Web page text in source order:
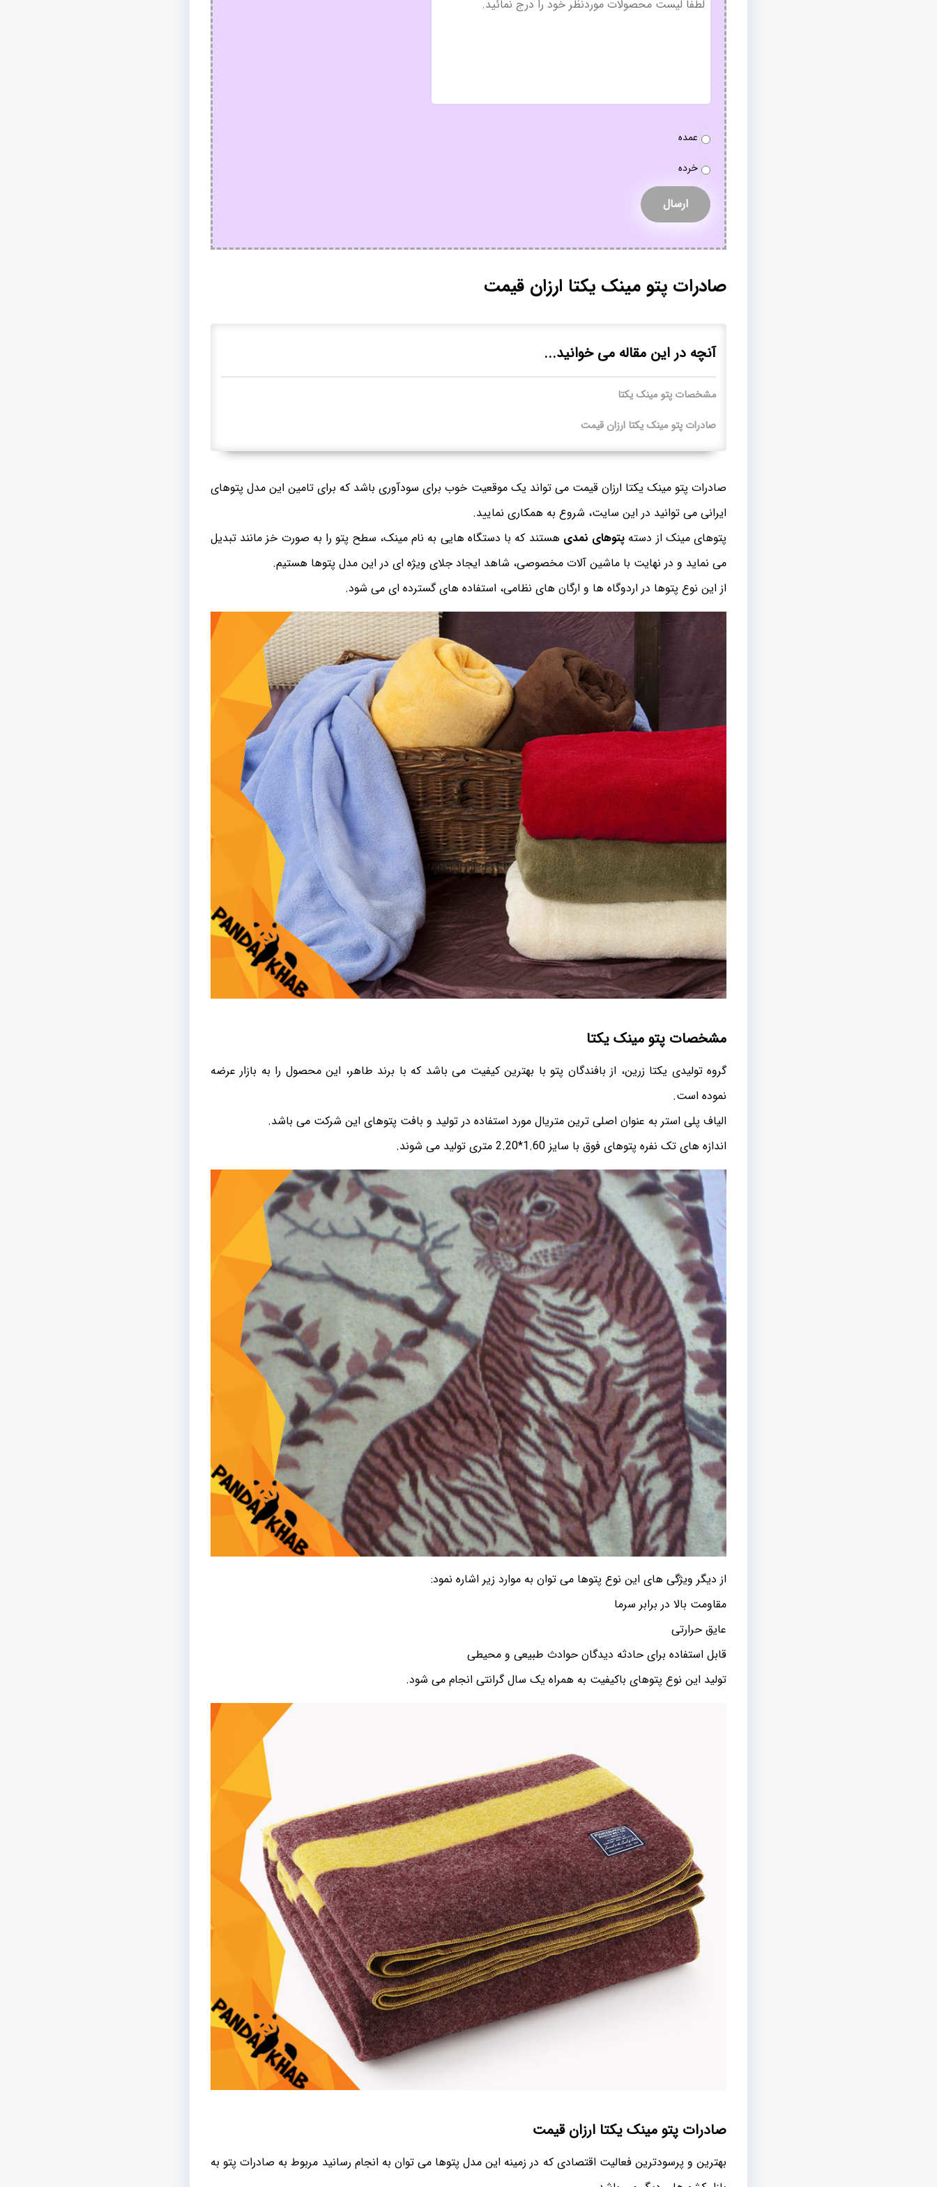
عنوان
نوع
عمده
خرده
صادرات پتو مینک یکتا ارزان قیمت
آنچه در این مقاله می خوانید...
مشخصات پتو مینک یکتا
صادرات پتو مینک یکتا ارزان قیمت
صادرات پتو مینک یکتا ارزان قیمت می تواند یک موقعیت خوب برای سودآوری باشد که برای تامین این مدل پتوهای
ایرانی می توانید در این سایت، شروع به همکاری نمایید.
پتوهای مینک از دسته پتوهای نمدی هستند که با دستگاه هایی به نام مینک، سطح پتو را به صورت خز مانند تبدیل
می نماید و در نهایت با ماشین آلات مخصوصی، شاهد ایجاد جلای ویژه ای در این مدل پتوها هستیم.
از این نوع پتوها در اردوگاه ها و ارگان های نظامی، استفاده های گسترده ای می شود.
مشخصات پتو مینک یکتا
گروه تولیدی یکتا زرین، از بافندگان پتو با بهترین کیفیت می باشد که با برند طاهر، این محصول را به بازار عرضه
نموده است.
الیاف پلی استر به عنوان اصلی ترین متریال مورد استفاده در تولید و بافت پتوهای این شرکت می باشد.
اندازه های تک نفره پتوهای فوق با سایز 1.60*2.20 متری تولید می شوند.
از دیگر ویژگی های این نوع پتوها می توان به موارد زیر اشاره نمود:
مقاومت بالا در برابر سرما
عایق حرارتی
قابل استفاده برای حادثه دیدگان حوادث طبیعی و محیطی
تولید این نوع پتوهای باکیفیت به همراه یک سال گرانتی انجام می شود.
صادرات پتو مینک یکتا ارزان قیمت
بهترین و پرسودترین فعالیت اقتصادی که در زمینه این مدل پتوها می توان به انجام رسانید مربوط به صادرات پتو به